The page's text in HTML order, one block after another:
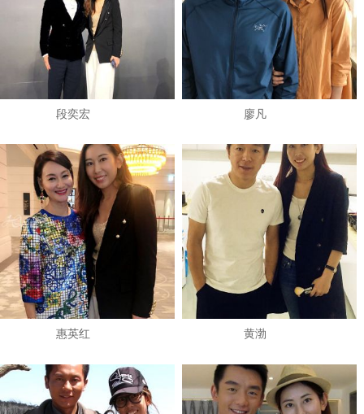
段奕宏 廖凡
惠英红 黄渤